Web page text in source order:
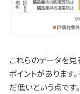
これらのデータを
ポイントがあります
だ低いという点で